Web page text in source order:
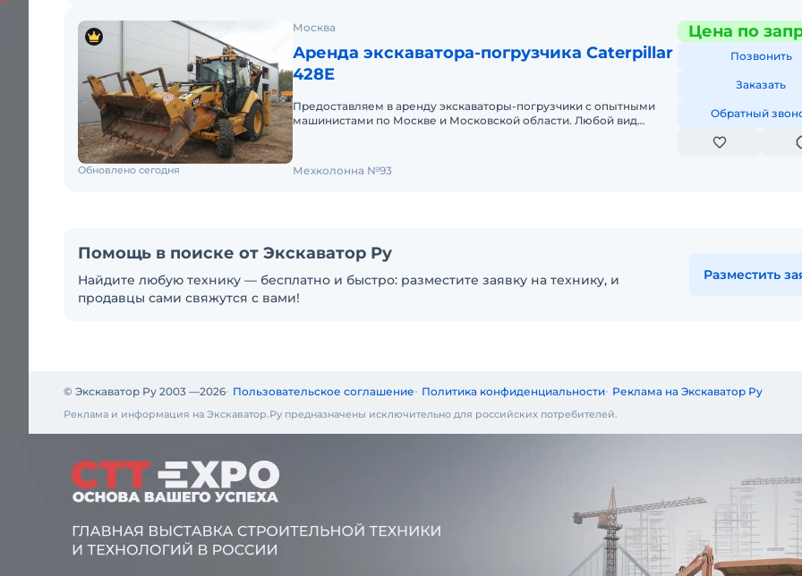
Москва
Аренда экскаватора-погрузчика Caterpillar
428E
Предоставляем в аренду экскаваторы-погрузчики с опытными
машинистами по Москве и Московской области. Любой вид
Цена по
Позвонить
Заказать
Обратный
Обновлено сегодня Мехколонна №93
Помощь в поиске от Экскаватор Ру
Найдите любую технику — бесплатно и быстро: разместите заявку на технику, и
продавцы сами свяжутся с вами!
Разместить
© Экскаватор Ру 2003 —2026 Пользовательское соглашение Политика конфиденциальности Реклама на Экскаватор Ру
Реклама и информация на Экскаватор.Ру предназначены исключительно для российских потребителей.